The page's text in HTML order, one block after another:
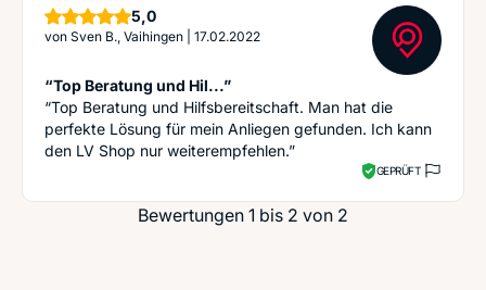
5,0Sterne
von Sven B., Vaihingen 17.02.2022
“Top Beratung und Hil...”
“Top Beratung und Hilfsbereitschaft. Man hat die
perfekte Lösung für mein Anliegen gefunden. Ich kann
den LV Shop nur weiterempfehlen.”
GEPRÜFT
Bewertungen 1 bis 2 von 2